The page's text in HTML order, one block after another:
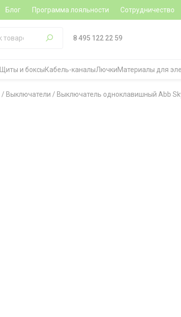
Блог Программа лояльности Сотрудничество
8 495 122 22 59
Щиты и боксыКабель-каналыЛючкиМатериалы для
/ Выключатели / Выключатель одноклавишный Abb